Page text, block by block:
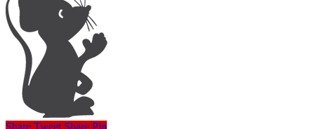
Share Tweet Share Pin